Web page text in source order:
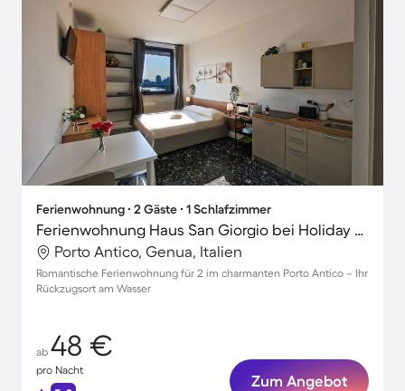
Ferienwohnung ∙ 2 Gäste ∙ 1 Schlafzimmer
Ferienwohnung Haus San Giorgio bei Holiday World
Porto Antico, Genua, Italien
Romantische Ferienwohnung für 2 im charmanten Porto Antico – Ihr
Rückzugsort am Wasser
ab 48 €
pro Nacht
Zum Angebot